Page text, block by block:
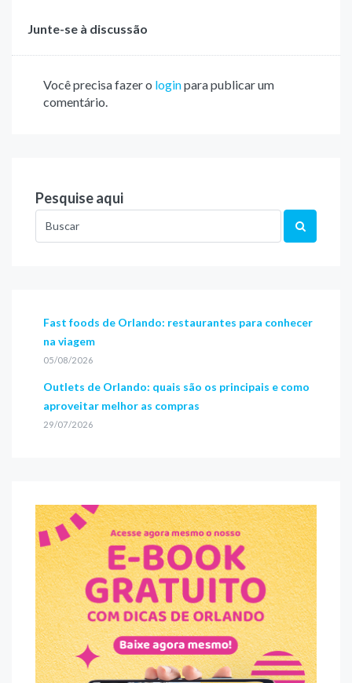
Junte-se à discussão
Você precisa fazer o loginpara publicar um
comentário.
Pesquise aqui
Fast foods de Orlando: restaurantes para conhecer
na viagem
05/08/2026
Outlets de Orlando: quais são os principais e como
aproveitar melhor as compras
29/07/2026